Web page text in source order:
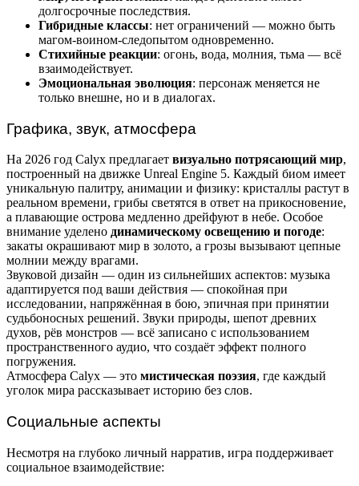
долгосрочные последствия.
Гибридные классы: нет ограничений — можно быть
магом-воином-следопытом одновременно.
Стихийные реакции: огонь, вода, молния, тьма — всё
взаимодействует.
Эмоциональная эволюция: персонаж меняется не
только внешне, но и в диалогах.
Графика, звук, атмосфера
На 2026 год Calyx предлагает визуально потрясающий мир,
построенный на движке Unreal Engine 5. Каждый биом имеет
уникальную палитру, анимации и физику: кристаллы растут в
реальном времени, грибы светятся в ответ на прикосновение,
а плавающие острова медленно дрейфуют в небе. Особое
внимание уделено динамическому освещению и погоде:
закаты окрашивают мир в золото, а грозы вызывают цепные
молнии между врагами.
Звуковой дизайн — один из сильнейших аспектов: музыка
адаптируется под ваши действия — спокойная при
исследовании, напряжённая в бою, эпичная при принятии
судьбоносных решений. Звуки природы, шепот древних
духов, рёв монстров — всё записано с использованием
пространственного аудио, что создаёт эффект полного
погружения.
Атмосфера Calyx — это мистическая поэзия, где каждый
уголок мира рассказывает историю без слов.
Социальные аспекты
Несмотря на глубоко личный нарратив, игра поддерживает
социальное взаимодействие: